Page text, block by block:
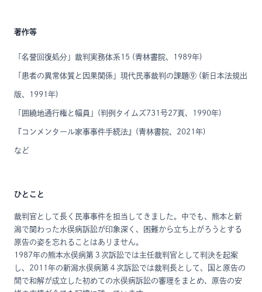
著作等
「名誉回復処分」裁判実務体系15 (青林書院、1989年)
「患者の異常体質と因果関係」現代民事裁判の課題⑨ (新日本法規出
版、1991年)
「囲繞地通行権と幅員」(判例タイムズ731号27頁、1990年)
『コンメンタール家事事件手続法』(青林書院、2021年)
など
ひとこと
裁判官として長く民事事件を担当してきました。中でも、熊本と新
潟で関わった水俣病訴訟が印象深く、困難から立ち上がろうとする
原告の姿を忘れることはありません。
1987年の熊本水俣病第３次訴訟では主任裁判官として判決を起案
し、2011年の新潟水俣病第４次訴訟では裁判長として、国と原告の
間で和解が成立した初めての水俣病訴訟の審理をまとめ、原告の安